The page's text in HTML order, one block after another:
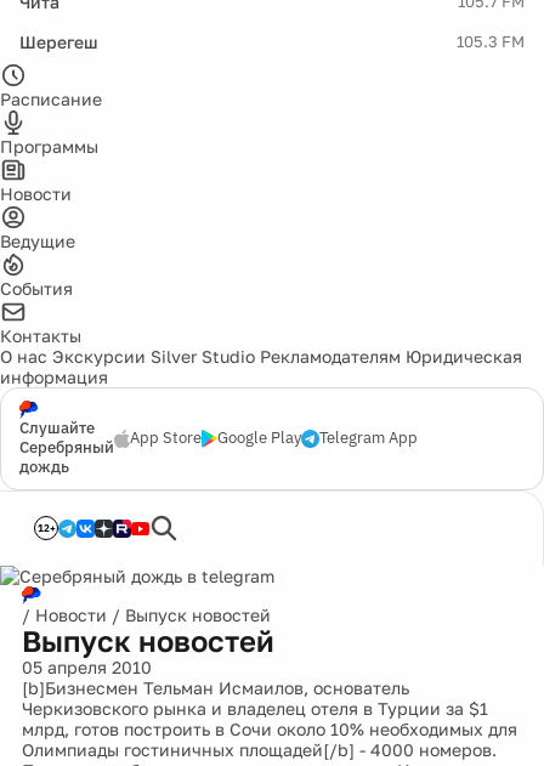
Шерегеш 105.3 FM
Расписание
Программы
Новости
Ведущие
События
Контакты
О нас Экскурсии Silver Studio Рекламодателям Юридическая
информация
Слушайте
Серебряный
дождь
App Store Google Play Telegram App
12+
/ Новости / Выпуск новостей
Выпуск новостей
05 апреля 2010
[b]Бизнесмен Тельман Исмаилов, основатель
Черкизовского рынка и владелец отеля в Турции за $1
млрд, готов построить в Сочи около 10% необходимых для
Олимпиады гостиничных площадей[/b] - 4000 номеров.